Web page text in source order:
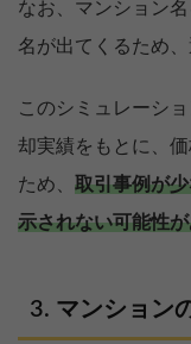
なお、マンション
名が出てくるため、
このシミュレーシ
却実績をもとに、
ため、 取引事例が
示されない可能性
マンション